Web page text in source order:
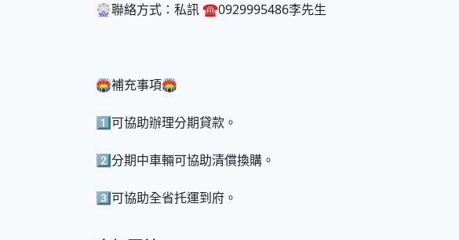
🎡聯絡方式：私訊 ☎️0929995486李先生
🏟補充事項🏟
1️⃣可協助辦理分期貸款。
2️⃣分期中車輛可協助清償換購。
3️⃣可協助全省托運到府。